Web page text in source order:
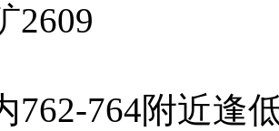
764附近逢